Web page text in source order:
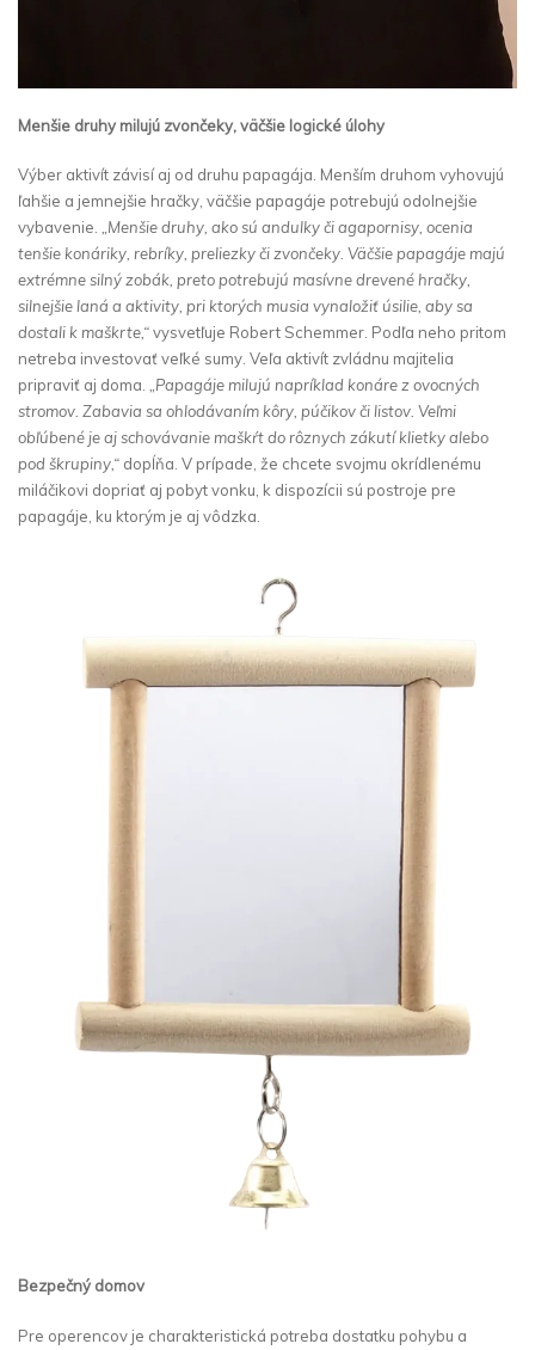
Menšie druhy milujú zvončeky, väčšie logické úlohy
Výber aktivít závisí aj od druhu papagája. Menším druhom vyhovujú
ľahšie a jemnejšie hračky, väčšie papagáje potrebujú odolnejšie
vybavenie.
„Menšie druhy, ako sú andulky či agapornisy, ocenia
tenšie konáriky, rebríky, preliezky či zvončeky. Väčšie papagáje majú
extrémne silný zobák, preto potrebujú masívne drevené hračky,
silnejšie laná a aktivity, pri ktorých musia vynaložiť úsilie, aby sa
dostali k maškrte,“vysvetľuje Robert Schemmer. Podľa neho pritom
netreba investovať veľké sumy. Veľa aktivít zvládnu majitelia
pripraviť aj doma.
„Papagáje milujú napríklad konáre z ovocných
stromov. Zabavia sa ohlodávaním kôry, púčikov či listov. Veľmi
obľúbené je aj schovávanie maškŕt do rôznych zákutí klietky alebo
pod škrupiny,“ dopĺňa. V prípade, že chcete svojmu okrídlenému
miláčikovi dopriať aj pobyt vonku, k dispozícii sú postroje pre
papagáje, ku ktorým je aj vôdzka.
Bezpečný domov
Pre operencov je charakteristická potreba dostatku pohybu a